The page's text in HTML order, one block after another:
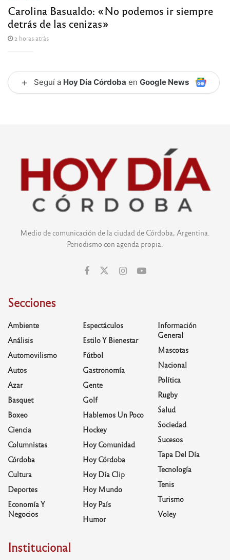
Carolina Basualdo: «No podemos ir siempre
detrás de las cenizas»
2 horas atrás
+ Seguí a Hoy Día Córdoba en Google News
Medio de comunicación de la ciudad de Córdoba, Argentina.
Periodismo con agenda propia.
Secciones
Ambiente
Análisis
Automovilismo
Autos
Azar
Basquet
Boxeo
Ciencia
Columnistas
Córdoba
Cultura
Deportes
Economía Y
Negocios
Espectáculos
Estilo Y Bienestar
Fútbol
Gastronomía
Gente
Golf
Hablemos Un Poco
Hockey
Hoy Comunidad
Hoy Córdoba
Hoy Día Clip
Hoy Mundo
Hoy País
Humor
Información
General
Mascotas
Nacional
Política
Rugby
Salud
Sociedad
Sucesos
Tapa Del Día
Tecnología
Tenis
Turismo
Voley
Institucional